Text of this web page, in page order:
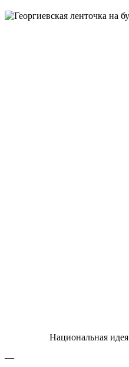
Национальная идея
—